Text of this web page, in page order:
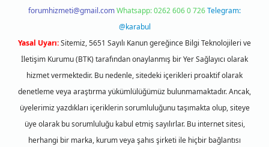
forumhizmeti@gmail.comWhatsapp: 0262 606 0 726Telegram:
@karabul
Yasal Uyarı:Sitemiz, 5651 Sayılı Kanun gereğince Bilgi Teknolojileri ve
İletişim Kurumu (BTK) tarafından onaylanmış bir Yer Sağlayıcı olarak
hizmet vermektedir. Bu nedenle, sitedeki içerikleri proaktif olarak
denetleme veya araştırma yükümlülüğümüz bulunmamaktadır. Ancak,
üyelerimiz yazdıkları içeriklerin sorumluluğunu taşımakta olup, siteye
üye olarak bu sorumluluğu kabul etmiş sayılırlar. Bu internet sitesi,
herhangi bir marka, kurum veya şahıs şirketi ile hiçbir bağlantısı